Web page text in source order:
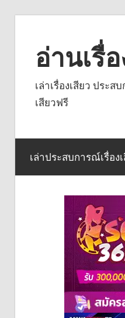
contentอ่านเรื่
เล่าเรื่องเสียว ประ
เสียวฟรี
เล่าประสบการณ์เรื่อง